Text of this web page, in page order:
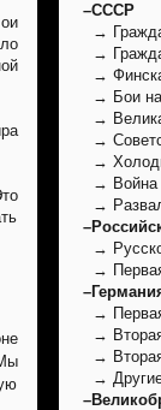
–СССР
→
→
→
→ Бои на
→
→
→
→ Война
→
→
→
→
→
→
→